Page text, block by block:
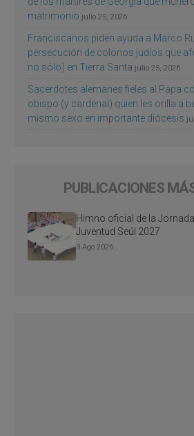
matrimonio julio 25, 2026
Franciscanos piden ayuda a Marco
persecución de colonos judíos que
no sólo) en Tierra Santa julio 25, 2026
Sacerdotes alemanes fieles al Papa
obispo (y cardenal) quien les orilla a
mismo sexo en importante diócesis
PUBLICACIONES
Himno oficial de la
Juventud Seúl 2027
3 Ago 2026